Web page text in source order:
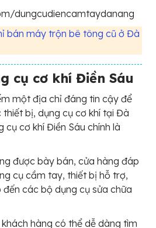
dungcudiencamtaydanang
bán máy trộn bê tông cũ ở Đà
cụ cơ khí Điền Sáu
một địa chỉ đáng tin cậy để
bị, dụng cụ cơ khí tại Đà
cụ cơ khí Điền Sáu chính là
được bày bán, cửa hàng đáp
cụ cầm tay, thiết bị hỗ trợ,
các bộ dụng cụ sửa chữa
hàng có thể dễ dàng tìm